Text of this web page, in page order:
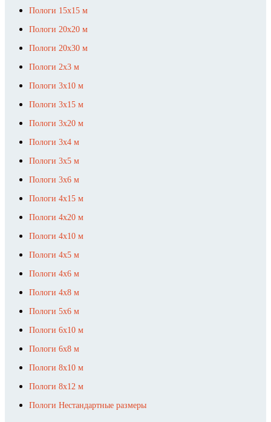
Пологи 15х15 м
Пологи 20х20 м
Пологи 20х30 м
Пологи 2х3 м
Пологи 3х10 м
Пологи 3х15 м
Пологи 3х20 м
Пологи 3х4 м
Пологи 3х5 м
Пологи 3х6 м
Пологи 4х15 м
Пологи 4х20 м
Пологи 4х10 м
Пологи 4х5 м
Пологи 4х6 м
Пологи 4х8 м
Пологи 5х6 м
Пологи 6х10 м
Пологи 6х8 м
Пологи 8х10 м
Пологи 8х12 м
Пологи Нестандартные размеры